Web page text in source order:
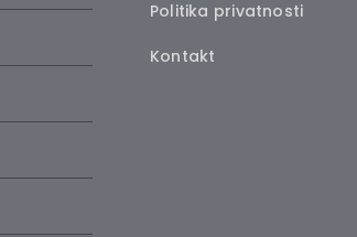
Politika privatnosti
Kontakt